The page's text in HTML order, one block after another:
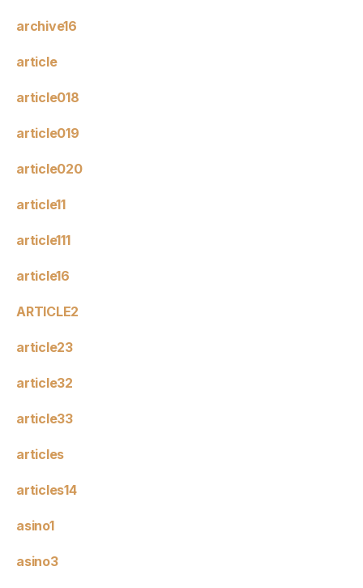
archive16
article
article018
article019
article020
article11
article111
article16
ARTICLE2
article23
article32
article33
articles
articles14
asino1
asino3